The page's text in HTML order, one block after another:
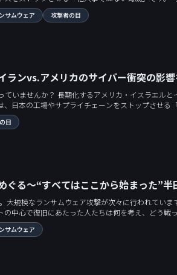
ウェアの恐るべき仕組みを徹底解剖。 ウイルスの挙動を実際に動
サムウェア 攻撃者の目
ランvs.アメリカのサイバー衝突の影響
ていませんか？ 長期化するアメリカ・イスラエル
ライチェーンをストップさせる「他人事ではない脅威」です。 今回は、元防衛
謎に包まれたイランのサイバー能力の実態を徹底解剖。 インフラ破壊技術、最凶
は映らない「隠された実力」を暴きます。 いま全
目
ぐる～“すべてはここから始まった”半
大規模なランサムウェア攻撃が次々に行われてい
の中心で復旧にあたった人たちは何を考え、どう
通じる防御の勘所を学びましょう。
サムウェア